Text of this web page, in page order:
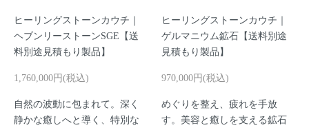
ヒーリングストーンカウチ｜
ヘブンリーストーンSGE【送
料別途見積もり製品】
1,760,000円(税込)
自然の波動に包まれて。深く
静かな癒しへと導く、特別な
ヒーリングストーンカウチ｜
ゲルマニウム鉱石【送料別途
見積もり製品】
970,000円(税込)
めぐりを整え、疲れを手放
す。美容と癒しを支える鉱石